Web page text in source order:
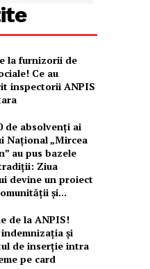
la furnizorii de
Ce au
inspectorii ANPIS
de absolvenți ai
Național „Mircea
au pus bazele
Ziua
devine un proiect
și...
de la ANPIS!
și
de inserție intra
pe card